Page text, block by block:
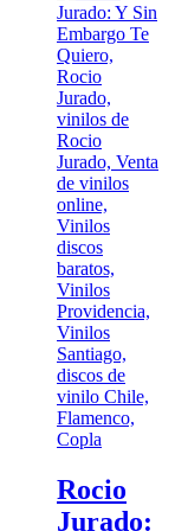
Rocio
Jurado: